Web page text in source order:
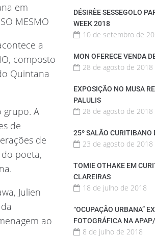
em
MESMO
a
composto
Quintana
grupo. A
de
de
poeta,
Julien
ao
DÉSIRÈE SESSEGOLO
WEEK 2018
10 de setembro de
MON OFERECE VENDA
28 de agosto de 2018
EXPOSIÇÃO NO MUSA
PALULIS
28 de agosto de 2018
25º SALÃO CURITIBANO
23 de agosto de 2018
TOMIE OTHAKE EM
CLAREIRAS
18 de julho de 2018
“OCUPAÇÃO URBANA”
FOTOGRÁFICA NA
8 de julho de 2018